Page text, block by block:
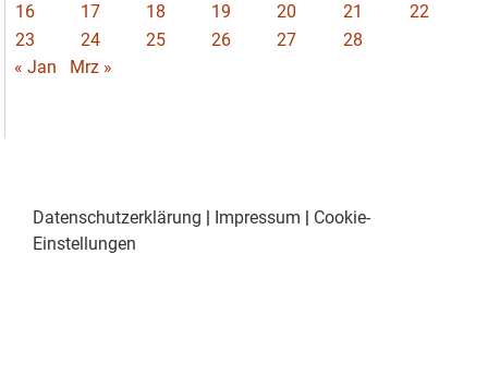
16
17 18 19 20 21
22
23
24 25 26 27
28
« Jan
Mrz »
Datenschutzerklärung Impressum
Cookie-
Einstellungen